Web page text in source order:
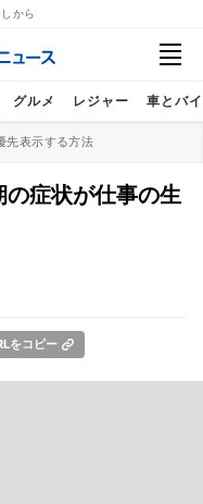
から
グルメ レジャー 車とバ
先表示する方法
症状が仕事の生
をコピー